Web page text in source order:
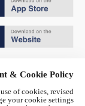
& Cookie Policy
of cookies, revised
your cookie settings